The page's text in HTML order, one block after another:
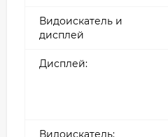
Видоискатель и
дисплей
Дисплей: